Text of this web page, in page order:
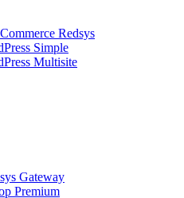
Redsys
Simple
Multisite
Gateway
Premium